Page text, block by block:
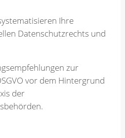
Ihre
Datenschutzrechts und
zur
vor dem Hintergrund
der